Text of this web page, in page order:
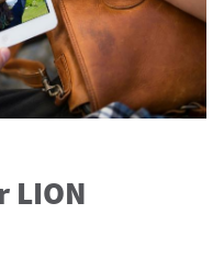
LION